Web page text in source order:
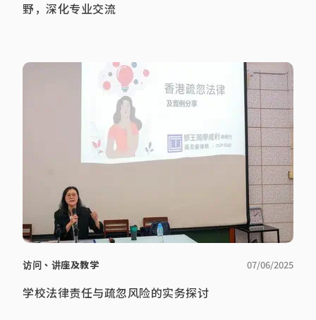
野，深化专业交流
访问、讲座及教学 07/06/2025
学校法律责任与疏忽风险的实务探讨